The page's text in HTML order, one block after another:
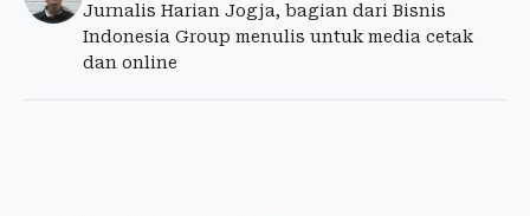
Jurnalis Harian Jogja, bagian dari Bisnis
Indonesia Group menulis untuk media cetak
dan online